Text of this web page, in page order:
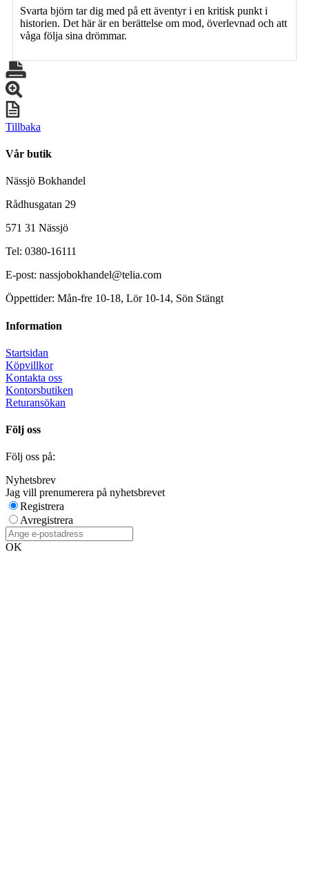
Svarta björn tar dig med på ett äventyr i en kritisk punkt i
historien. Det här är en berättelse om mod, överlevnad och att
våga följa sina drömmar.
Tillbaka
Vår butik
Nässjö Bokhandel
Rådhusgatan 29
571 31 Nässjö
Tel: 0380-16111
E-post: nassjobokhandel@telia.com
Öppettider: Mån-fre 10-18, Lör 10-14, Sön Stängt
Information
Startsidan
Köpvillkor
Kontakta oss
Kontorsbutiken
Returansökan
Följ oss
Följ oss på:
Nyhetsbrev
Jag vill prenumerera på nyhetsbrevet
Registrera
Avregistrera
OK